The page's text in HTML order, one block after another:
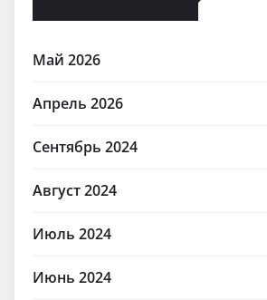
Май 2026
Апрель 2026
Сентябрь 2024
Август 2024
Июль 2024
Июнь 2024